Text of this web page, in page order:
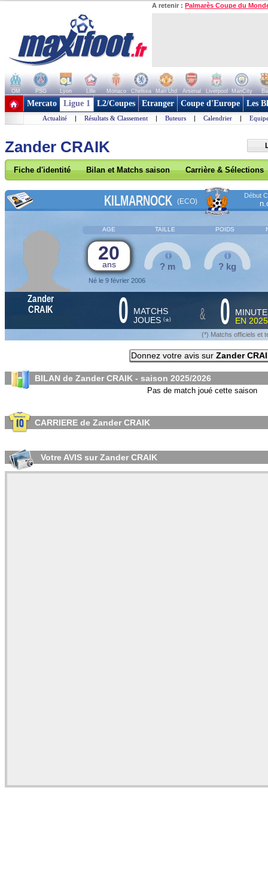
A retenir : Palmarès Coupe du
OM PSG Lyon Lille Monaco Chelsea Man Utd Arsenal Liverpool ManCity
+ de clubs
Mercato Ligue 1 L2/Coupes Etranger Coupe d'Europe Les
Actualité | Résultats & Classement | Buteurs | Calendrier |
Zander CRAIK
Fiche d'identité Bilan et Matchs saison Carrière & Sélections
KILMARNOCK (ECO)
Début
AGE TAILLE POIDS
20
ans
Né le 9 février 2006
? m ? kg
Zander
CRAIK
0 MATCHS
JOUES (*) & 0
EN
(*) Matchs officiels et
Donnez votre avis sur Zander
BILAN de Zander CRAIK - saison 2025/2026
Pas de match joué cette saison
CARRIERE de Zander CRAIK
Votre AVIS sur Zander CRAIK